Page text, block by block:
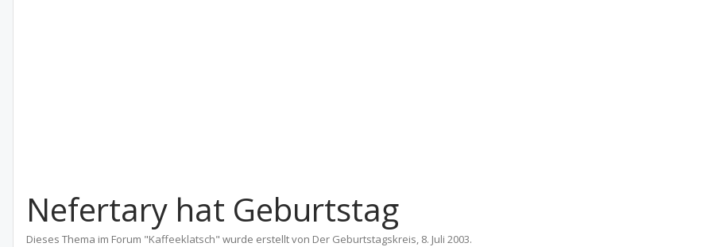
Nefertary hat Geburtstag
Dieses Thema im Forum "Kaffeeklatsch" wurde erstellt von Der Geburtstagskreis, 8. Juli 2003.